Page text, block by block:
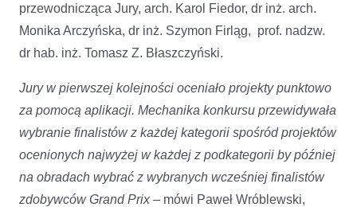
przewodnicząca Jury, arch. Karol Fiedor, dr inż. arch.
Monika Arczyńska, dr inż. Szymon Firląg, prof. nadzw.
dr hab. inż. Tomasz Z. Błaszczyński.
Jury w pierwszej kolejności oceniało projekty punktowo
za pomocą aplikacji. Mechanika konkursu przewidywała
wybranie finalistów z każdej kategorii spośród projektów
ocenionych najwyżej w każdej z podkategorii by później
na obradach wybrać z wybranych wcześniej finalistów
zdobywców Grand Prix – mówi Paweł Wróblewski,